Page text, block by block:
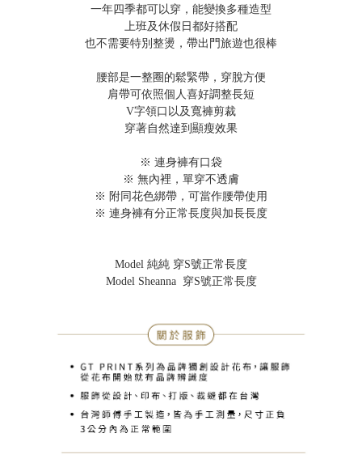
一年四季都可以穿，能變換多種造型
上班及休假日都好搭配
也不需要特別整燙，帶出門旅遊也很棒
腰部是一整圈的鬆緊帶，穿脫方便
肩帶可依照個人喜好調整長短
V字領口以及寬褲剪裁
穿著自然達到顯瘦效果
※ 連身褲有口袋
※ 無內裡，單穿不透膚
※ 附同花色綁帶，可當作腰帶使用
※ 連身褲有分正常長度與加長長度
Model 純純 穿S號正常長度
Model Sheanna 穿S號正常長度